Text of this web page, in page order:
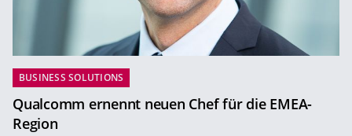
BUSINESS SOLUTIONS
Qualcomm ernennt neuen Chef für die EMEA-
Region